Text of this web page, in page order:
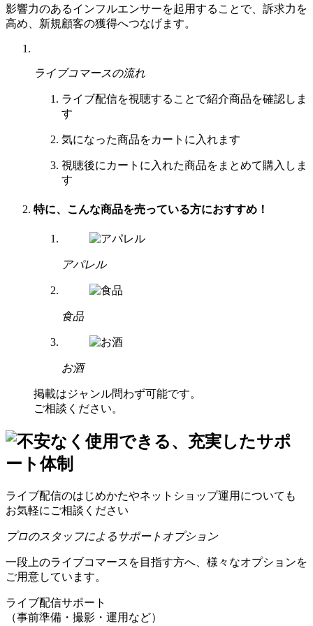
影響力のあるインフルエンサーを起用することで、訴求力を
高め、新規顧客の獲得へつなげます。
ライブコマースの流れ
ライブ配信を視聴する ことで紹介商品を確認しま
す
気になった商品をカートに入れます
視聴後にカートに 入れた商品を まとめて購入しま
す
特に、 こんな商品を売っている方におすすめ！
アパレル
食品
お酒
掲載はジャンル問わず可能です。
ご相談ください。
ライブ配信のはじめかたやネットショップ運用についても
お気軽にご相談ください
プロのスタッフによるサポートオプション
一段上のライブコマースを目指す方へ、 様々なオプションを
ご用意しています。
ライブ配信サポート
（事前準備・撮影・運用など）